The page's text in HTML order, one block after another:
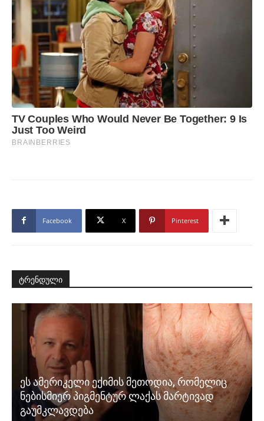
Facebook X Pinterest
ტრენდული
ეს ამერიკელი ექიმის მეთოდია, რომელიც
ნებისმიერ პიგმენტურ ლაქას მარტივად
გაუმკლავდება